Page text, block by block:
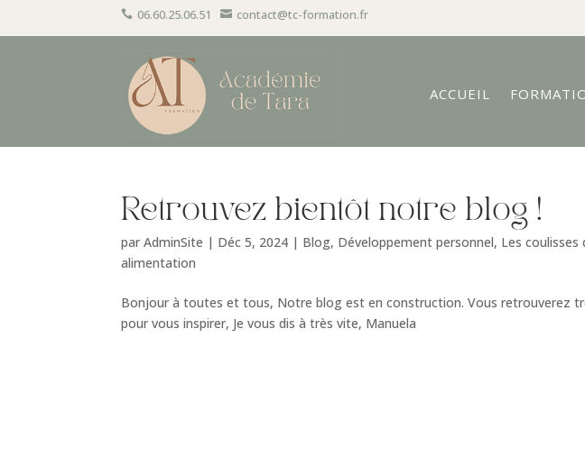
 06.60.25.06.51  contact@tc-formation.fr
ACCUEIL
Retrouvez bientôt notre blog !
parAdminSite | Déc 5, 2024 | Blog, Développement personnel, Les coulisses
alimentation
Bonjour à toutes et tous, Notre blog est en construction. Vous retrouverez
pour vous inspirer, Je vous dis à très vite, Manuela